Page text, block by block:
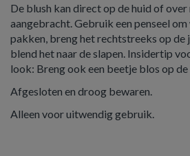
De blush kan direct op de huid of
aangebracht. Gebruik een penseel
pakken, breng het rechtstreeks op de
blend het naar de slapen. Insidertip
look: Breng ook een beetje blos op de
Afgesloten en droog bewaren.
Alleen voor uitwendig gebruik.